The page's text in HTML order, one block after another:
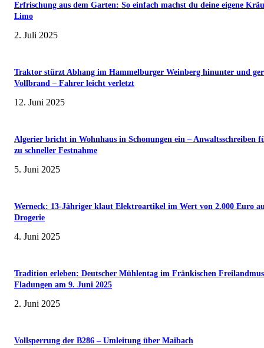
Erfrischung aus dem Garten: So einfach machst du deine eigene
Limo
2. Juli 2025
Traktor stürzt Abhang im Hammelburger Weinberg hinunter und
Vollbrand – Fahrer leicht verletzt
12. Juni 2025
Algerier bricht in Wohnhaus in Schonungen ein – Anwaltsschreiben
zu schneller Festnahme
5. Juni 2025
Werneck: 13-Jähriger klaut Elektroartikel im Wert von 2.000 Euro
Drogerie
4. Juni 2025
Tradition erleben: Deutscher Mühlentag im Fränkischen
Fladungen am 9. Juni 2025
2. Juni 2025
Vollsperrung der B286 – Umleitung über Maibach